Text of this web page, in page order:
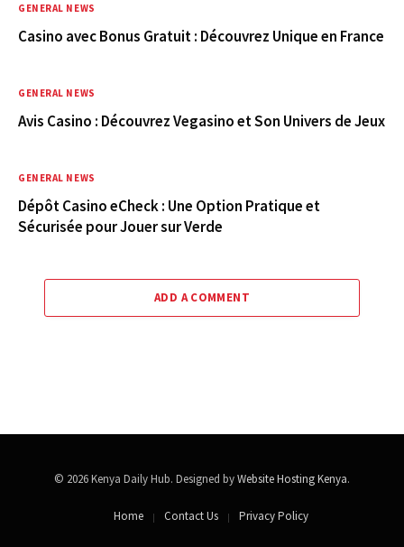
GENERAL NEWS
Casino avec Bonus Gratuit : Découvrez Unique en France
GENERAL NEWS
Avis Casino : Découvrez Vegasino et Son Univers de Jeux
GENERAL NEWS
Dépôt Casino eCheck : Une Option Pratique et
Sécurisée pour Jouer sur Verde
ADD A COMMENT
© 2026 Kenya Daily Hub. Designed byWebsite Hosting Kenya.
Home Contact Us Privacy Policy